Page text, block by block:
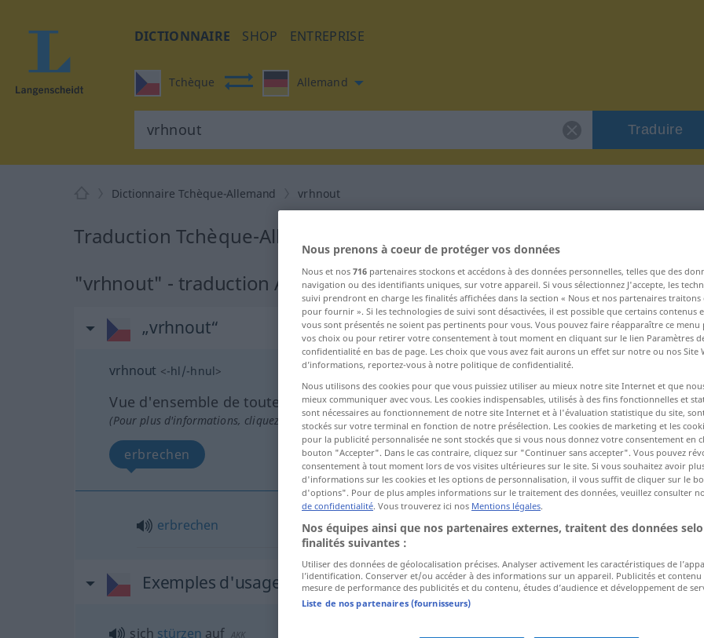
DICTIONNAIRE SHOP ENTREPRISE
Tchèque Allemand
Traduire
Dictionnaire Tchèque-Allemand vrhnout
Traduction Tchèque-Allemand de "vrhnout"
"vrhnout" - traduction Allemand
„vrhnout“
vrhnout <-hl/-hnul>
Vue d'ensemble de toutes les traductions
(Pour plus d'informations, cliquez sur/touchez la traduction)
erbrechen
erbrechen vrhnout
Exemples d'usage pour "vrhnout"
sich stürzen auf AKK vrhnout se na kohu,čeho
Nous prenons à coeur de protéger vos données
Nous et nos 716 partenaires stockons et accédons à des données personnelles, telles que des
navigation ou des identifiants uniques, sur votre appareil. Si vous sélectionnez J'accepte, les
suivi prendront en charge les finalités affichées dans la section « Nous et nos partenaires traitons
pour fournir ». Si les technologies de suivi sont désactivées, il est possible que certains contenus
vous sont présentés ne soient pas pertinents pour vous. Vous pouvez faire réapparaître ce
vos choix ou pour retirer votre consentement à tout moment en cliquant sur le lien Paramètres
confidentialité en bas de page. Les choix que vous avez fait aurons un effet sur notre ou nos Site
d’informations, reportez-vous à notre politique de confidentialité.
Nous utilisons des cookies pour que vous puissiez utiliser au mieux notre site Internet et que
mieux communiquer avec vous. Les cookies indispensables, utilisés à des fins fonctionnelles et
sont nécessaires au fonctionnement de notre site Internet et à l'évaluation statistique du site,
stockés sur votre terminal en fonction de notre présélection. Les cookies de marketing et les
pour la publicité personnalisée ne sont stockés que si vous nous donnez votre consentement en
bouton "Accepter". Dans le cas contraire, cliquez sur "Continuer sans accepter". Vous pouvez
consentement à tout moment lors de vos visites ultérieures sur le site. Si vous souhaitez avoir
d'informations sur les cookies et les options de personnalisation, il vous suffit de cliquer sur le
d'options". Pour de plus amples informations sur le traitement des données, veuillez consulter
de confidentialité. Vous trouverez ici nos Mentions légales.
Nos équipes ainsi que nos partenaires externes, traitent des données
finalités suivantes :
Utiliser des données de géolocalisation précises. Analyser activement les caractéristiques de
l’identification. Conserver et/ou accéder à des informations sur un appareil. Publicités et contenu
mesure de performance des publicités et du contenu, études d’audience et développement de
Liste de nos partenaires (fournisseurs)